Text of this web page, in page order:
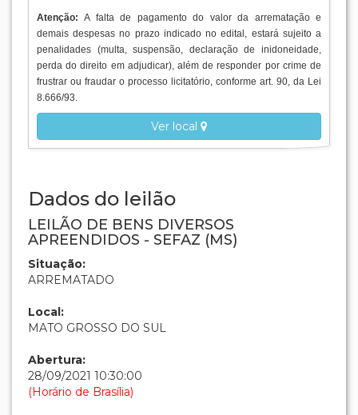
Atenção:A falta de pagamento do valor da arrematação e
demais despesas no prazo indicado no edital, estará sujeito a
penalidades (multa, suspensão, declaração de inidoneidade,
perda do direito em adjudicar), além de responder por crime de
frustrar ou fraudar o processo licitatório, conforme art. 90, da Lei
8.666/93.
Ver local
Dados do leilão
LEILÃO DE BENS DIVERSOS
APREENDIDOS - SEFAZ (MS)
Situação:
ARREMATADO
Local:
MATO GROSSO DO SUL
Abertura:
28/09/2021 10:30:00
(Horário de Brasília)